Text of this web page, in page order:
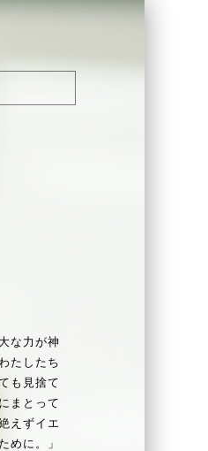
な力が神
たしたち
も見捨て
まとって
えずイエ
めに。」